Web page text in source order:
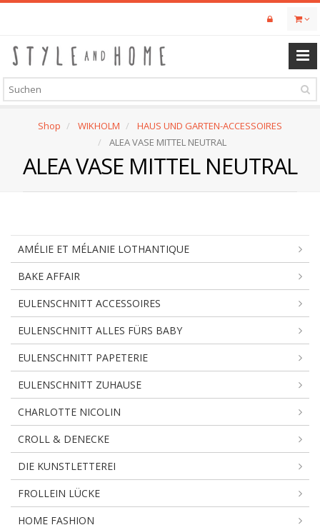
Skip
content
Shop WIKHOLM
HAUS UND GARTEN-ACCESSOIRES
ALEA VASE MITTEL NEUTRAL
ALEA VASE MITTEL NEUTRAL
AMÉLIE ET MÉLANIE LOTHANTIQUE
BAKE AFFAIR
EULENSCHNITT ACCESSOIRES
EULENSCHNITT ALLES FÜRS BABY
EULENSCHNITT PAPETERIE
EULENSCHNITT ZUHAUSE
CHARLOTTE NICOLIN
CROLL & DENECKE
DIE KUNSTLETTEREI
FROLLEIN LÜCKE
HOME FASHION